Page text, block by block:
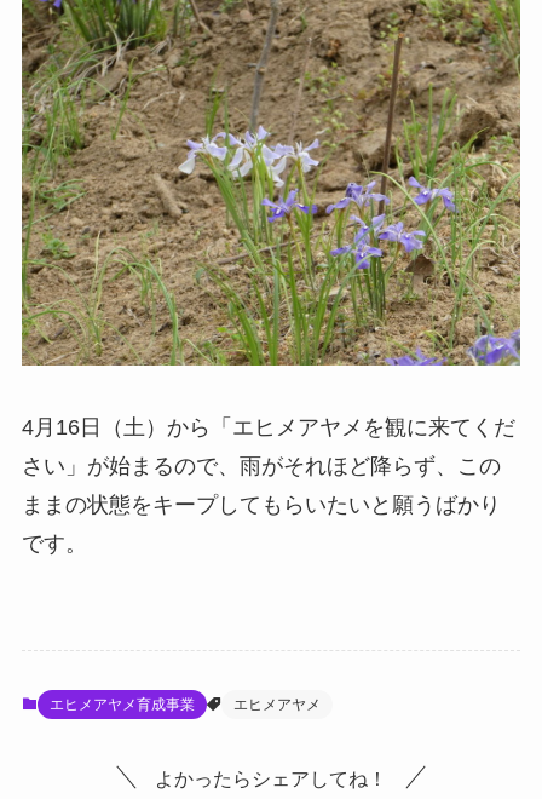
4月16日（土）から「エヒメアヤメを観に来てくだ
さい」が始まるので、雨がそれほど降らず、この
ままの状態をキープしてもらいたいと願うばかり
です。
エヒメアヤメ育成事業 エヒメアヤメ
よかったらシェアしてね！